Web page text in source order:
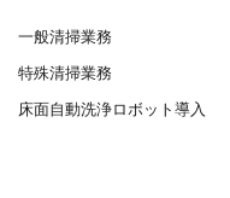
一般清掃業務
特殊清掃業務
床面自動洗浄ロボット導入